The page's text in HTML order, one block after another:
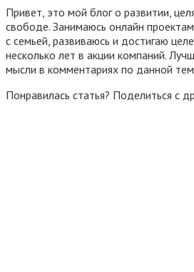
Привет, это мой блог о развитии,
свободе. Занимаюсь онлайн
с семьей, развиваюсь и достигаю
несколько лет в акции компаний.
мысли в комментариях по данной
Понравилась статья? Поделиться с